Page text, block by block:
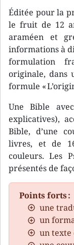
Éditée pour la
le fruit de 12
araméen et
informations à
formulation
originale, dans
formule «
Une Bible
explicatives),
Bible, d’une
livres, et de
couleurs. Les
présentés de
Points forts :
une
un
un texte